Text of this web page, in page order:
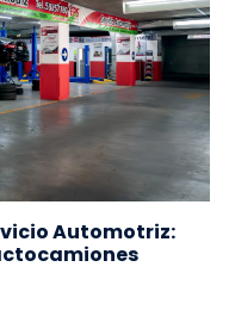
Automotriz: